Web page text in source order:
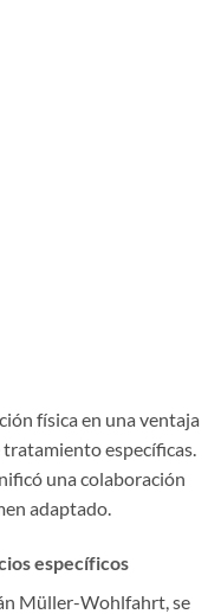
física en una ventaja
específicas.
una colaboración
adaptado.
específicos
Müller-Wohlfahrt, se